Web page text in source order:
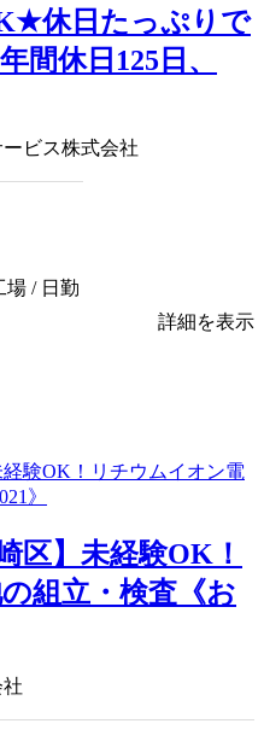
休日たっぷりで
間休日125日、
ビス株式会社
場 / 日勤
詳細を表示
区】未経験OK！
組立・検査《お